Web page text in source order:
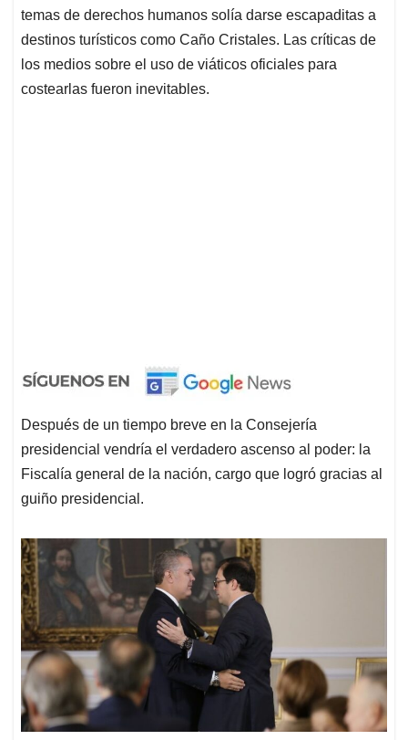
temas de derechos humanos solía darse escapaditas a
destinos turísticos como Caño Cristales. Las críticas de
los medios sobre el uso de viáticos oficiales para
costearlas fueron inevitables.
Después de un tiempo breve en la Consejería
presidencial vendría el verdadero ascenso al poder: la
Fiscalía general de la nación, cargo que logró gracias al
guiño presidencial.